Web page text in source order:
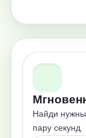
Найди
пару секунд.